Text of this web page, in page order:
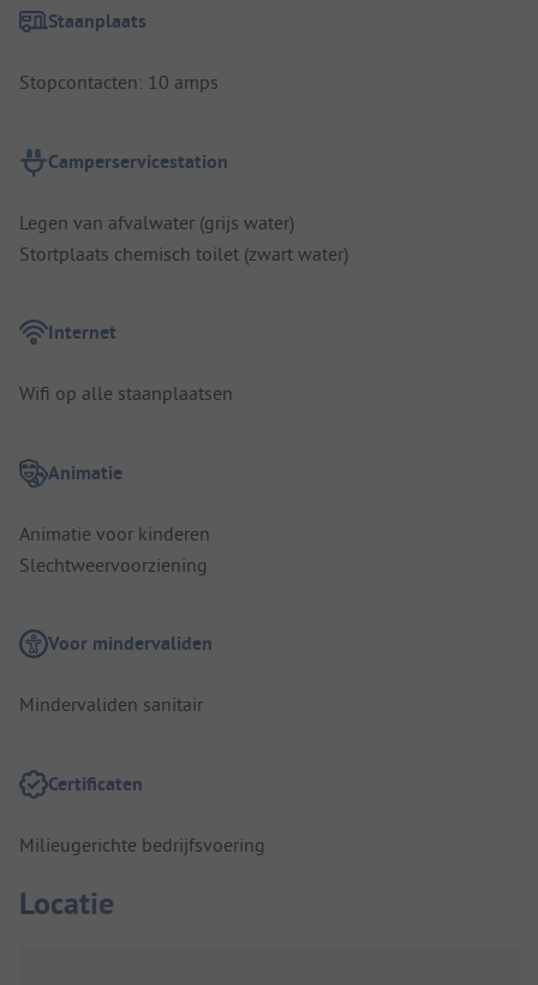
Staanplaats
Stopcontacten: 10 amps
Camperservicestation
Legen van afvalwater (grijs water)
Stortplaats chemisch toilet (zwart water)
Internet
Wifi op alle staanplaatsen
Animatie
Animatie voor kinderen
Slechtweervoorziening
Voor mindervaliden
Mindervaliden sanitair
Certificaten
Milieugerichte bedrijfsvoering
Locatie